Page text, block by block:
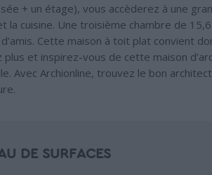
+ un étage), vous accèderez à une
la cuisine. Une troisième chambre de
Cette maison à toit plat convient
plus et inspirez-vous de cette maison
Avec Archionline, trouvez le bon
DE SURFACES